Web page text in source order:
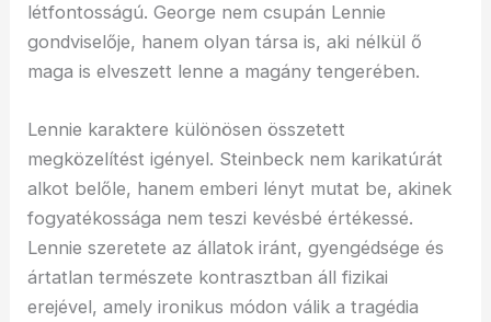
létfontosságú. George nem csupán Lennie
gondviselője, hanem olyan társa is, aki nélkül ő
maga is elveszett lenne a magány tengerében.
Lennie karaktere különösen összetett
megközelítést igényel. Steinbeck nem karikatúrát
alkot belőle, hanem emberi lényt mutat be, akinek
fogyatékossága nem teszi kevésbé értékessé.
Lennie szeretete az állatok iránt, gyengédsége és
ártatlan természete kontrasztban áll fizikai
erejével, amely ironikus módon válik a tragédia